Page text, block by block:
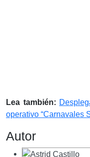
Lea también:
operativo “Carnavales
Autor